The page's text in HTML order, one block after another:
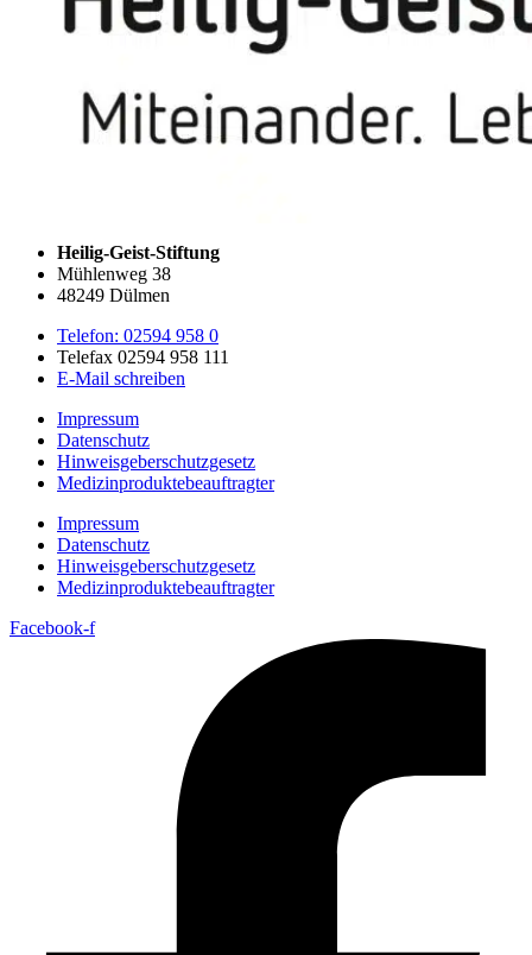
Heilig-Geist-Stiftung
Mühlenweg 38
48249 Dülmen
Telefon: 02594 958 0
Telefax 02594 958 111
E-Mail schreiben
Impressum
Datenschutz
Hinweisgeberschutzgesetz
Medizin­produkte­beauftragter
Impressum
Datenschutz
Hinweisgeberschutzgesetz
Medizin­produkte­beauftragter
Facebook-f